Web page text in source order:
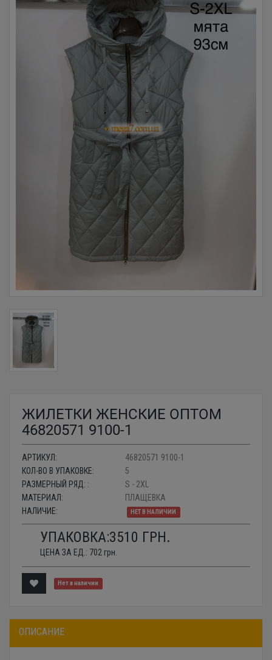
ЖИЛЕТКИ ЖЕНСКИЕ ОПТОМ
46820571 9100-1
АРТИКУЛ:
46820571 9100-1
КОЛ-ВО В УПАКОВКЕ:
5
РАЗМЕРНЫЙ РЯД: :
S - 2XL
МАТЕРИАЛ:
ПЛАЩЕВКА
НАЛИЧИЕ:
НЕТ В НАЛИЧИИ
УПАКОВКА:3510 ГРН.
ЦЕНА ЗА ЕД.: 702 грн.
Нет в наличии
ОПИСАНИЕ